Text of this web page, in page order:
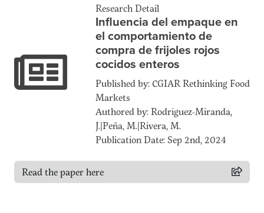
Research Detail
Influencia del empaque en
el comportamiento de
compra de frijoles rojos
cocidos enteros
Published by: CGIAR Rethinking Food
Markets
Authored by: Rodriguez-Miranda,
J.|Peña, M.|Rivera, M.
Publication Date: Sep 2nd, 2024
Read the paper here